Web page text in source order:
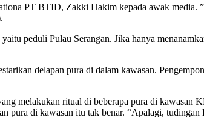
PT BTID, Zakki Hakim kepada awak media.
peduli Pulau Serangan. Jika hanya
delapan pura di dalam kawasan.
melakukan ritual di beberapa pura di kawasan
pura di kawasan itu tak benar. “Apalagi,